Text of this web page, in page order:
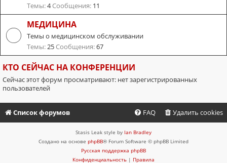
Темы:4Сообщения: 11
МЕДИЦИНА
Темы о медицинском обслуживании
Темы:25 Сообщения:67
КТО СЕЙЧАС НА КОНФЕРЕНЦИИ
Сейчас этот форум просматривают: нет зарегистрированных
пользователей
Список форумов Удалить cookies
FAQ
Stasis Leak style by Ian Bradley
Создано на основе phpBB® Forum Software © phpBB Limited
Русская поддержка phpBB
Конфиденциальность | Правила